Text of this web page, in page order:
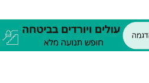
בדברים אשר יקשו עליהם ויפגעו
בהם